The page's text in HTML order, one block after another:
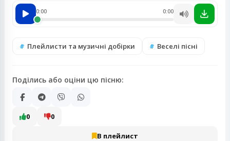
0:00 0:00
Плейлисти та музичні добірки Веселі пісні
Поділись або оціни цю пісню:
0 0
В плейлист